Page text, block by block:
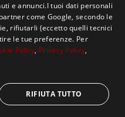
Tutti i diritti riservati.
e annunci.I tuoi dati personali
come Google, secondo le
rifiutarli (eccetto quelli tecnici
le tue preferenze. Per
Policy, Privacy Policy,
RIFIUTA TUTTO